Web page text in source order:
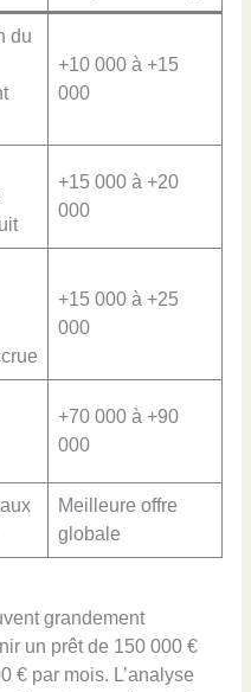
du
+10 000 à +15
000
+15 000 à +20
000
+15 000 à +25
000
+70 000 à +90
000
Meilleure offre
globale
grandement
un prêt de 150 000 €
€ par mois. L’analyse